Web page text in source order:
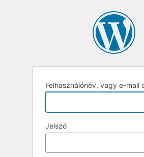
Felhasználónév, vagy e-mail
Jelszó